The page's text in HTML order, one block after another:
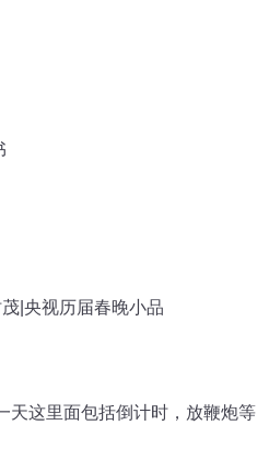
|央视历届春晚小品
天这里面包括倒计时，放鞭炮等